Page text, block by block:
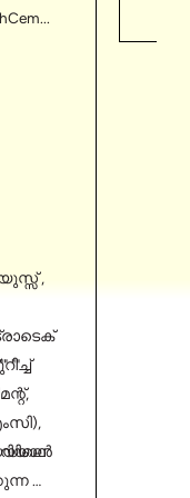
,
""
http://